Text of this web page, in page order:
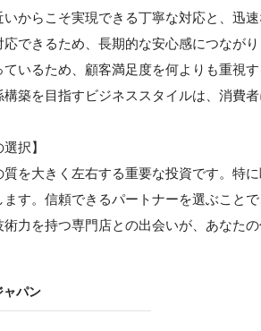
からこそ実現できる丁寧な対応と、迅
できるため、長期的な安心感につなが
いるため、顧客満足度を何よりも重視
築を目指すビジネススタイルは、消費
択】
を大きく左右する重要な投資です。特
ます。信頼できるパートナーを選ぶこと
力を持つ専門店との出会いが、あなた
ャパン